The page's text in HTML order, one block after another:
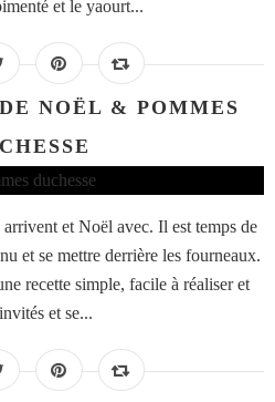
et le yaourt...
NOËL & POMMES
et Noël avec. Il est temps de
et se mettre derrière les fourneaux.
recette simple, facile à réaliser et
et se...